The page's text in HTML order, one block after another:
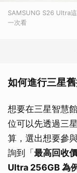
SAMSUNG S26 Ultra
一次看
如何進行三星
想要在三星智慧
位可以先透過三
算，選出想要參
詢到「 最高回收
Ultra 256GB 為